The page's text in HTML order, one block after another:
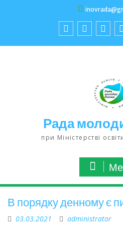
Рада
при Міністерстві
В порядку денному є
03.03.2021 administrator